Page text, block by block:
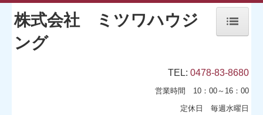
株式会社 ミツワハウジ
ング
TEL: 0478-83-8680
営業時間 10：00～16：00
定休日 毎週水曜日